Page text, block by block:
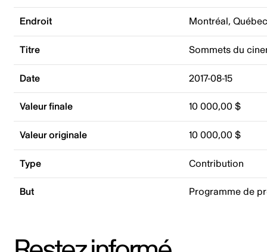
Endroit Montréal,
Titre Sommets du
Date 2017-08-15
Valeur finale 10 000,00 $
Valeur originale 10 000,00 $
Type Contribution
But Programme de